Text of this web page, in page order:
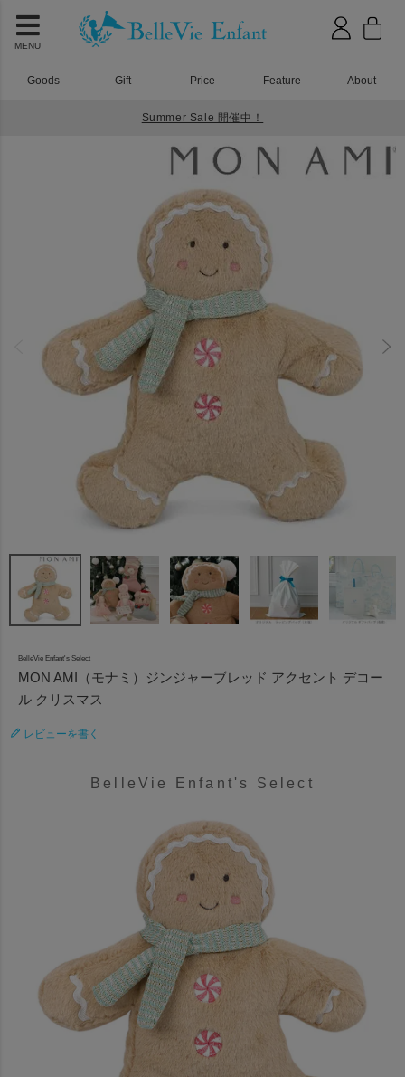
MENU
Goods Gift Price Feature About
Summer Sale 開催中！
MON AMI（モナミ）ジンジャーブレッド アクセント デコール クリスマス
BelleVie Enfant's Select
MON AMI（モナミ）ジンジャーブレッド アクセント デコー
ル クリスマス
レビューを書く
BelleVie Enfant's Select